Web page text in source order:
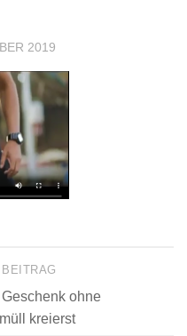
2019
ohne
kreierst